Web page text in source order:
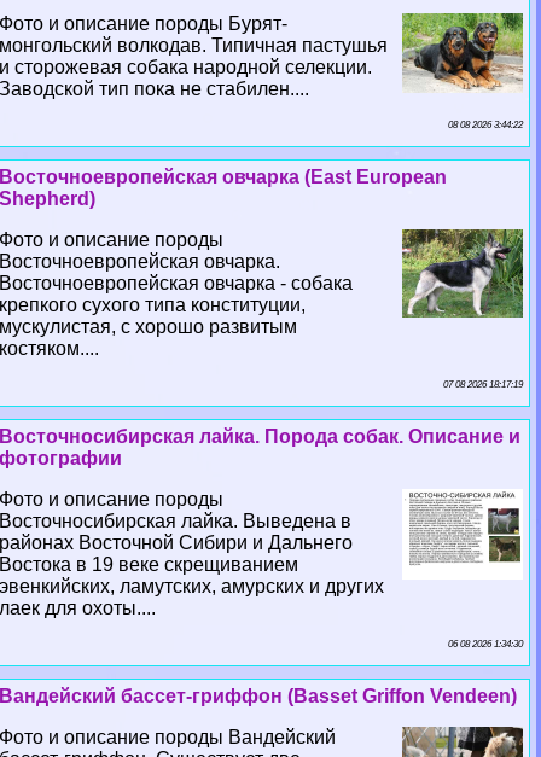
Фото и описание породы Бурят-
монгольский волкодав. Типичная пастушья
и сторожевая собака народной селекции.
Заводской тип пока не стабилен....
08 08 2026 3:44:22
Восточноевропейская овчарка (East European
Shepherd)
Фото и описание породы
Восточноевропейская овчарка.
Восточноевропейская овчарка - собака
крепкого сухого типа конституции,
мускулистая, с хорошо развитым
костяком....
07 08 2026 18:17:19
Восточносибирская лайка. Порода собак. Описание и
фотографии
Фото и описание породы
Восточносибирская лайка. Выведена в
районах Восточной Сибири и Дальнего
Востока в 19 веке скрещиванием
эвенкийских, ламутских, амурских и других
лаек для охоты....
06 08 2026 1:34:30
Вандейский бассет-гриффон (Basset Griffon Vendeen)
Фото и описание породы Вандейский